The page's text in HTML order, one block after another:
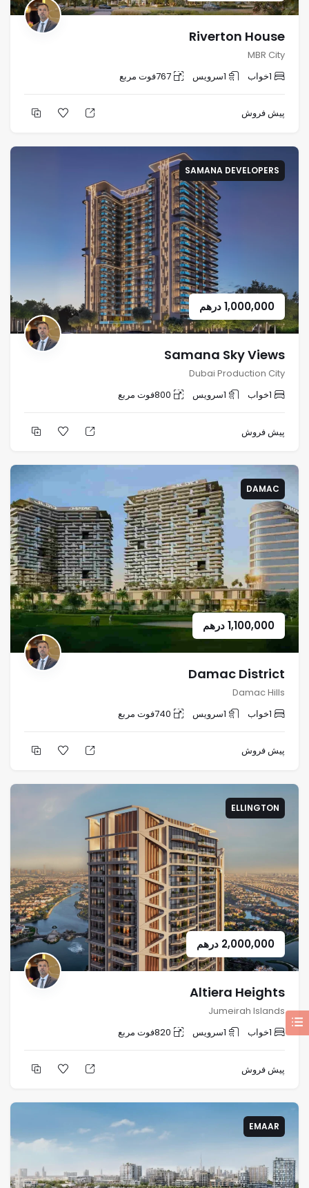
Riverton House
MBR City
1خواب 1سرویس 767فوت مربع
پیش فروش
SAMANA DEVELOPERS
1,000,000درهم
Samana Sky Views
Dubai Production City
1خواب 1سرویس 800فوت مربع
پیش فروش
DAMAC
1,100,000درهم
Damac District
Damac Hills
1خواب 1سرویس 740فوت مربع
پیش فروش
ELLINGTON
2,000,000 درهم
Altiera Heights
Jumeirah Islands
1خواب 1سرویس 820فوت مربع
پیش فروش
EMAAR